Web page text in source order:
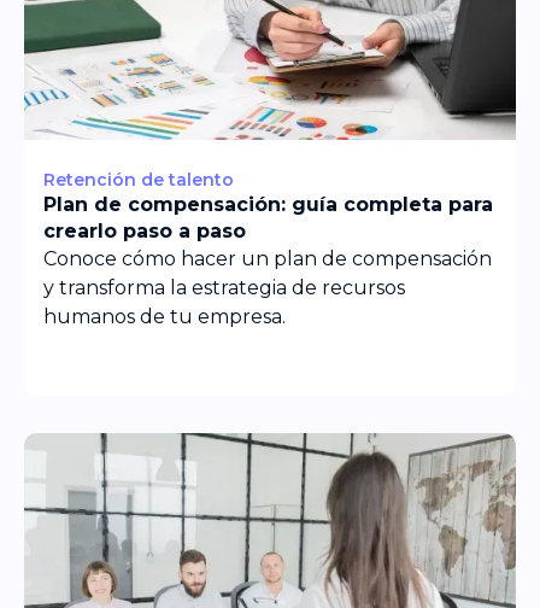
Retención de talento
Plan de compensación: guía completa para
crearlo paso a paso
Conoce cómo hacer un plan de compensación
y transforma la estrategia de recursos
humanos de tu empresa.